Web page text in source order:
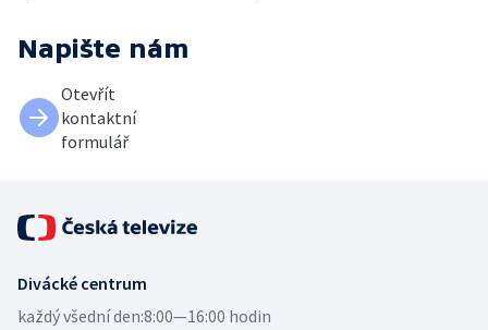
Napište nám
Otevřít
kontaktní
formulář
Divácké centrum
každý všední den:8:00—16:00 hodin